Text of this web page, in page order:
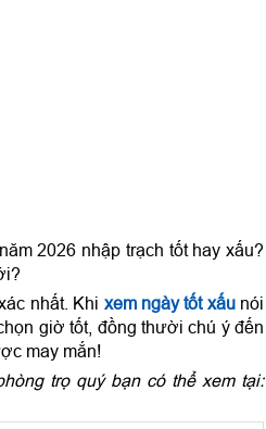
2026 nhập trạch tốt hay xấu?
nhất. Khi xem ngày tốt xấu nói
giờ tốt, đồng thười chú ý đến
may mắn!
trọ quý bạn có thể xem tại: